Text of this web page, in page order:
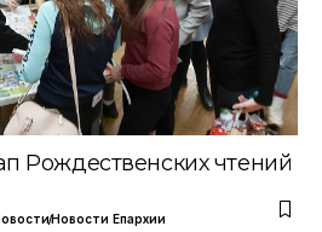
Рождественских чтений
Новости Епархии